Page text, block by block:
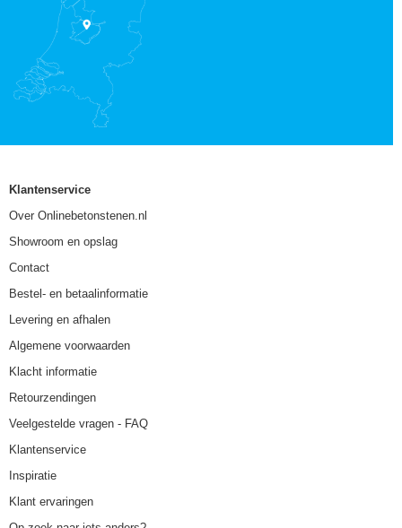
Klantenservice
Over Onlinebetonstenen.nl
Showroom en opslag
Contact
Bestel- en betaalinformatie
Levering en afhalen
Algemene voorwaarden
Klacht informatie
Retourzendingen
Veelgestelde vragen - FAQ
Klantenservice
Inspiratie
Klant ervaringen